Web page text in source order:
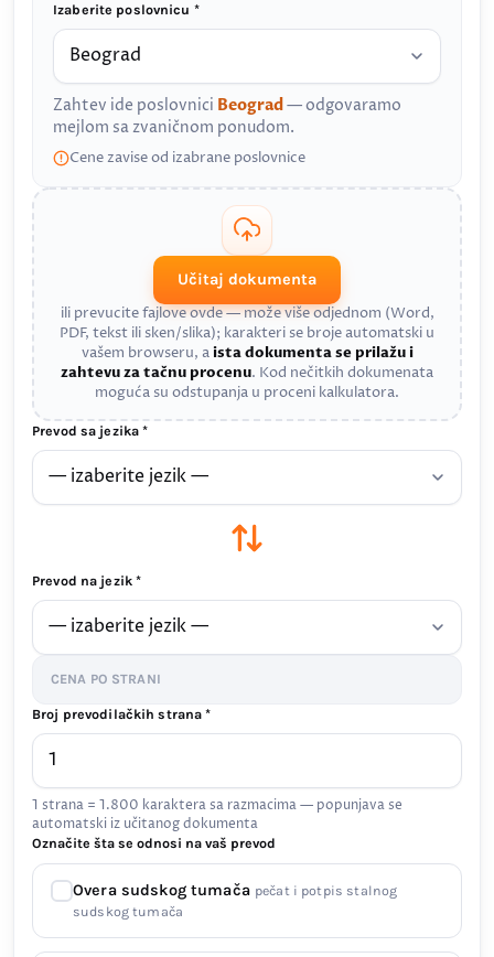
Izaberite poslovnicu *
Zahtev ide poslovnici Beograd— odgovaramo
mejlom sa zvaničnom ponudom.
Cene zavise od izabrane poslovnice
Učitaj dokumenta
ili prevucite fajlove ovde — može više odjednom (Word,
PDF, tekst ili sken/slika); karakteri se broje automatski u
vašem browseru, aista dokumenta se prilažu i
zahtevu za tačnu procenu. Kod nečitkih dokumenata
moguća su odstupanja u proceni kalkulatora.
Prevod sa jezika *
Prevod na jezik *
CENA PO STRANI
Broj prevodilačkih strana *
1 strana = 1.800 karaktera sa razmacima — popunjava se
automatski iz učitanog dokumenta
Označite šta se odnosi na vaš prevod
Overa sudskog tumača pečat i potpis stalnog
sudskog tumača